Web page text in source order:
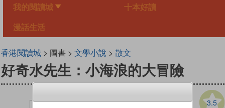
我的閱讀城 十本好讀
漫話生活
香港閱讀城> 圖書 > 文學小說 > 散文
好奇水先生：小海浪的大冒險
3.5